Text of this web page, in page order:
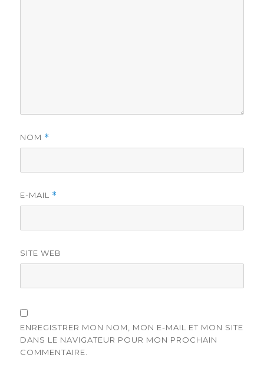
NOM *
E-MAIL *
SITE WEB
ENREGISTRER MON NOM, MON E-MAIL ET MON SITE
DANS LE NAVIGATEUR POUR MON PROCHAIN
COMMENTAIRE.